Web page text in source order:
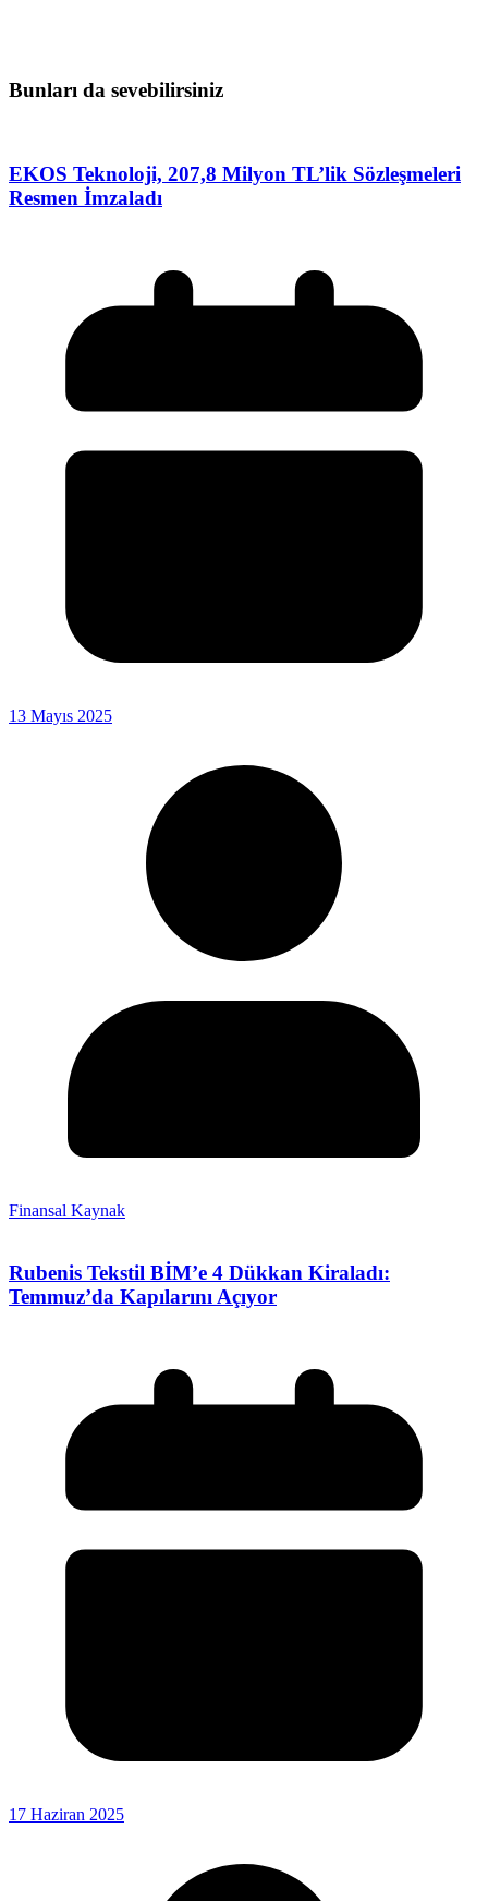
Bunları da sevebilirsiniz
EKOS Teknoloji, 207,8 Milyon TL’lik Sözleşmeleri
Resmen İmzaladı
13 Mayıs 2025
Finansal Kaynak
Rubenis Tekstil BİM’e 4 Dükkan Kiraladı:
Temmuz’da Kapılarını Açıyor
17 Haziran 2025